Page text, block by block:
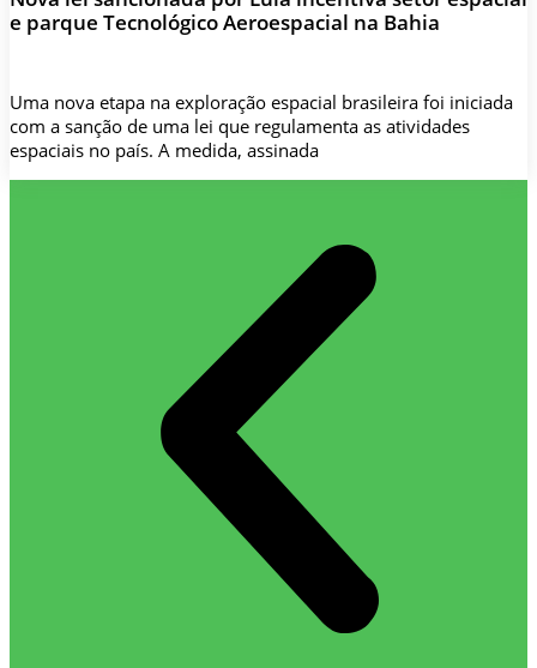
e parque Tecnológico Aeroespacial na Bahia
Uma nova etapa na exploração espacial brasileira foi iniciada
com a sanção de uma lei que regulamenta as atividades
espaciais no país. A medida, assinada